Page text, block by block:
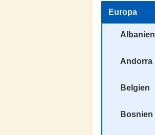
Europa
Albanien
Andorra
Belgien